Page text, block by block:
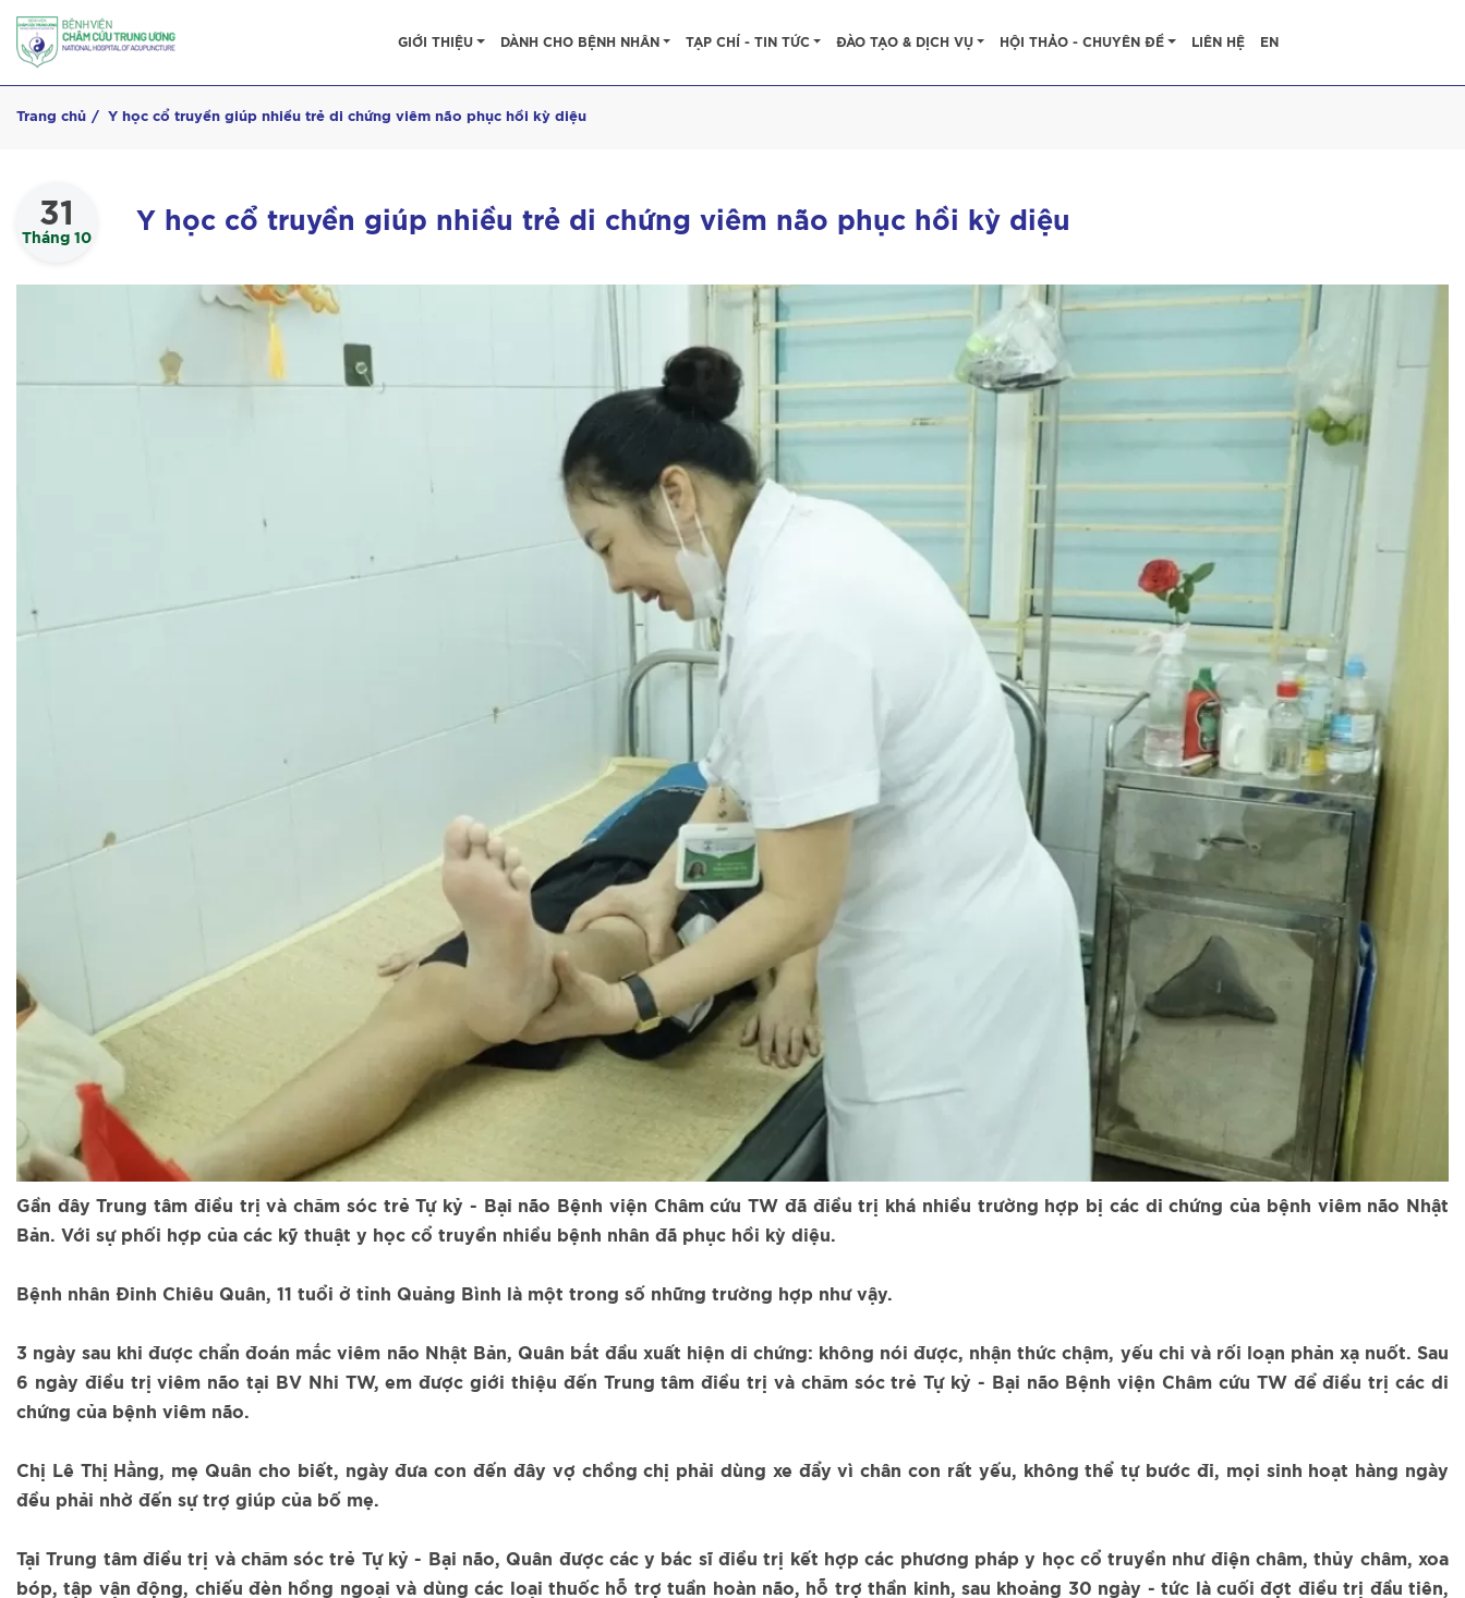
GIỚI THIỆU DÀNH CHO BỆNH NHÂN TẠP CHÍ - TIN TỨC ĐÀO TẠO & DỊCH VỤ HỘI THẢO - CHUYÊN ĐỀ LIÊN HỆ EN
Trang chủ Y học cổ truyền giúp nhiều trẻ di chứng viêm não phục hồi kỳ diệu
31
Tháng 10
Y học cổ truyền giúp nhiều trẻ di chứng viêm não phục hồi kỳ diệu
Gần đây Trung tâm điều trị và chăm sóc trẻ Tự kỷ - Bại não Bệnh viện Châm cứu TW đã điều trị khá nhiều trường hợp bị các di chứng của bệnh viêm não Nhật
Bản. Với sự phối hợp của các kỹ thuật y học cổ truyền nhiều bệnh nhân đã phục hồi kỳ diệu.
Bệnh nhân Đinh Chiêu Quân, 11 tuổi ở tỉnh Quảng Bình là một trong số những trường hợp như vậy.
3 ngày sau khi được chẩn đoán mắc viêm não Nhật Bản, Quân bắt đầu xuất hiện di chứng: không nói được, nhận thức chậm, yếu chi và rối loạn phản xạ nuốt. Sau
6 ngày điều trị viêm não tại BV Nhi TW, em được giới thiệu đến Trung tâm điều trị và chăm sóc trẻ Tự kỷ - Bại não Bệnh viện Châm cứu TW để điều trị các di
chứng của bệnh viêm não.
Chị Lê Thị Hằng, mẹ Quân cho biết, ngày đưa con đến đây vợ chồng chị phải dùng xe đẩy vì chân con rất yếu, không thể tự bước đi, mọi sinh hoạt hàng ngày
đều phải nhờ đến sự trợ giúp của bố mẹ.
Tại Trung tâm điều trị và chăm sóc trẻ Tự kỷ - Bại não, Quân được các y bác sĩ điều trị kết hợp các phương pháp y học cổ truyền như điện châm, thủy châm, xoa
bóp, tập vận động, chiếu đèn hồng ngoại và dùng các loại thuốc hỗ trợ tuần hoàn não, hỗ trợ thần kinh, sau khoảng 30 ngày - tức là cuối đợt điều trị đầu tiên,